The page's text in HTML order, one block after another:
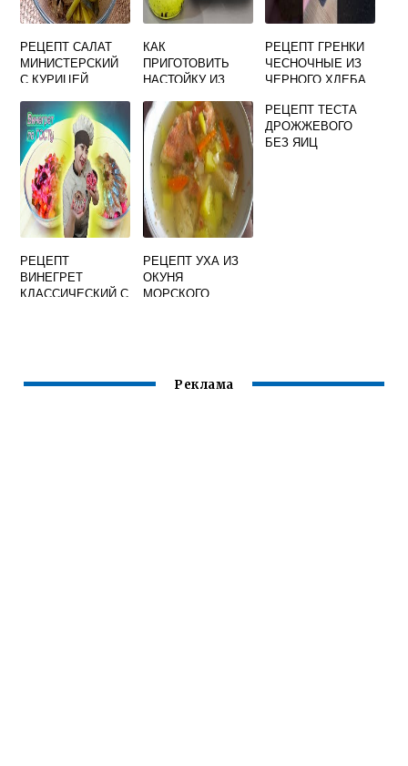
РЕЦЕПТ САЛАТ
МИНИСТЕРСКИЙ
С КУРИЦЕЙ
КАК
ПРИГОТОВИТЬ
НАСТОЙКУ ИЗ
В ДОМАШНИХ
УСЛОВИЯХ БЕЗ
САХАРА
РЕЦЕПТ ГРЕНКИ
ЧЕСНОЧНЫЕ ИЗ
ЧЕРНОГО ХЛЕБА
РЕЦЕПТ
ВИНЕГРЕТ
КЛАССИЧЕСКИЙ С
РЕЦЕПТ УХА ИЗ
ОКУНЯ
МОРСКОГО
РЕЦЕПТ ТЕСТА
ДРОЖЖЕВОГО
БЕЗ ЯИЦ
Реклама